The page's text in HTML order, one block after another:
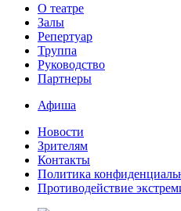
О театре
Залы
Репертуар
Труппа
Руководство
Партнеры
Афиша
Новости
Зрителям
Контакты
Политика
Противодействие